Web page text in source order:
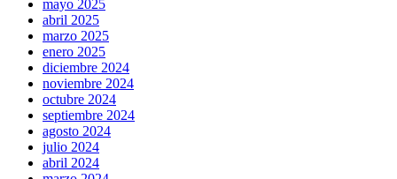
mayo 2025
abril 2025
marzo 2025
enero 2025
diciembre 2024
noviembre 2024
octubre 2024
septiembre 2024
agosto 2024
julio 2024
abril 2024